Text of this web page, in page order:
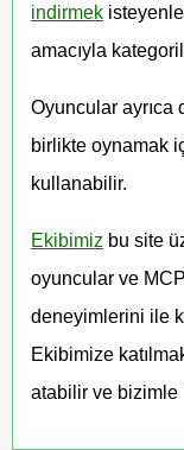
indirmek
amacıyla
Oyuncular ayrıca
birlikte oynamak
kullanabilir.
Ekibimiz bu site
oyuncular ve
deneyimlerini ile
Ekibimize
atabilir ve